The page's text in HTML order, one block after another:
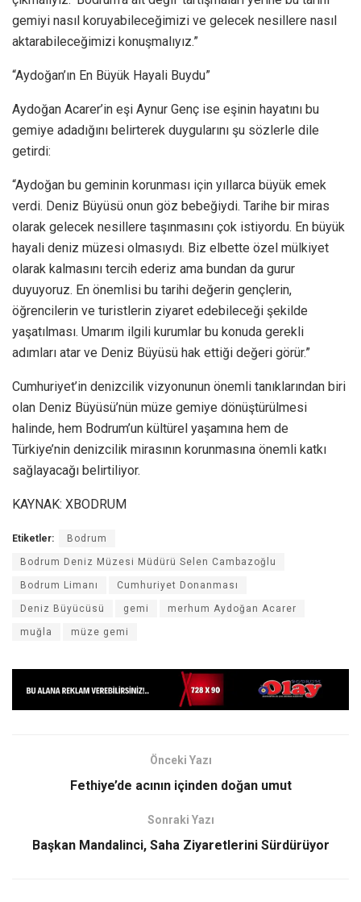
gemiyi nasıl koruyabileceğimizi ve gelecek nesillere nasıl
aktarabileceğimizi konuşmalıyız.”
“Aydoğan’ın En Büyük Hayali Buydu”
Aydoğan Acarer’in eşi Aynur Genç ise eşinin hayatını bu
gemiye adadığını belirterek duygularını şu sözlerle dile
getirdi:
“Aydoğan bu geminin korunması için yıllarca büyük emek
verdi. Deniz Büyüsü onun göz bebeğiydi. Tarihe bir miras
olarak gelecek nesillere taşınmasını çok istiyordu. En büyük
hayali deniz müzesi olmasıydı. Biz elbette özel mülkiyet
olarak kalmasını tercih ederiz ama bundan da gurur
duyuyoruz. En önemlisi bu tarihi değerin gençlerin,
öğrencilerin ve turistlerin ziyaret edebileceği şekilde
yaşatılması. Umarım ilgili kurumlar bu konuda gerekli
adımları atar ve Deniz Büyüsü hak ettiği değeri görür.”
Cumhuriyet’in denizcilik vizyonunun önemli tanıklarından biri
olan Deniz Büyüsü’nün müze gemiye dönüştürülmesi
halinde, hem Bodrum’un kültürel yaşamına hem de
Türkiye’nin denizcilik mirasının korunmasına önemli katkı
sağlayacağı belirtiliyor.
KAYNAK: XBODRUM
Etiketler: Bodrum
Bodrum Deniz Müzesi Müdürü Selen Cambazoğlu
Bodrum Limanı Cumhuriyet Donanması
Deniz Büyücüsü gemi merhum Aydoğan Acarer
muğla müze gemi
Önceki Yazı
Fethiye’de acının içinden doğan umut
Sonraki Yazı
Başkan Mandalinci, Saha Ziyaretlerini Sürdürüyor